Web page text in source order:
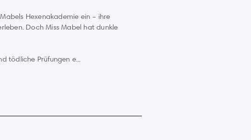
Hexenakademie ein – ihre
Doch Miss Mabel hat dunkle
tödliche Prüfungen e...